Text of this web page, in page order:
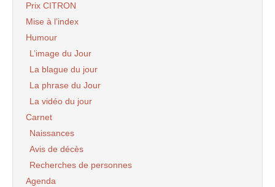
Prix CITRON
Mise à l’index
Humour
L’image du Jour
La blague du jour
La phrase du Jour
La vidéo du jour
Carnet
Naissances
Avis de décès
Recherches de personnes
Agenda